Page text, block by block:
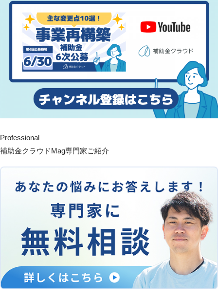
Professional
補助金クラウドMag専門家ご紹介